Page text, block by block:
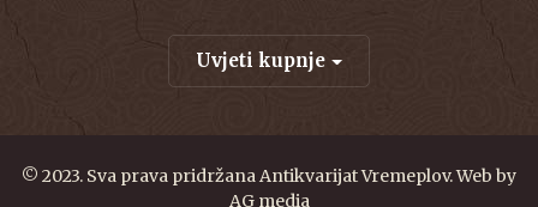
Uvjeti kupnje
© 2023. Sva prava pridržana Antikvarijat Vremeplov. Web by
AG media